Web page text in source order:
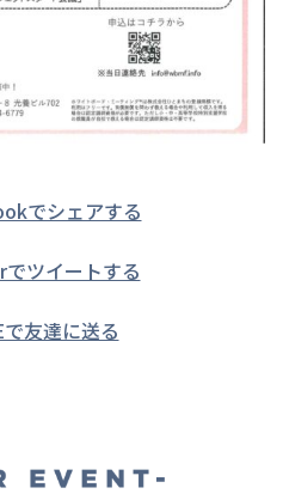
でシェアする
ツイートする
友達に送る